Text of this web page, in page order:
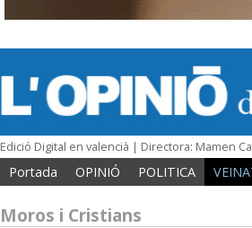
Edició Digital en valencià | Directora: Mamen
Portada OPINIÓ POLITICA
Moros i Cristians